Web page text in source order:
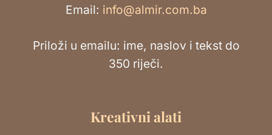
Email: info@almir.com.ba
Priloži u emailu: ime, naslov i tekst do
350 riječi.
Kreativni alati